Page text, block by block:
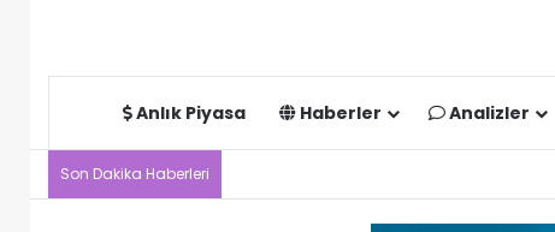
Anlık Piyasa Haberler Analizler
Son Dakika Haberleri